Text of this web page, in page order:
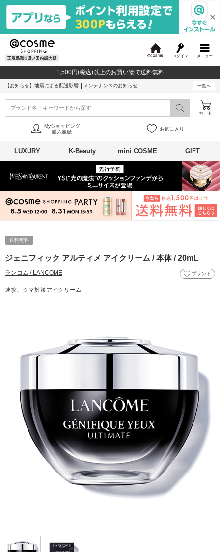
メニュー
ログイン
c
o
1,500円(税込)以上のお買い物で送料無料
【お知らせ】 地震による配送影響 メンテナンスのお知らせ 一覧へ
ブランド名・キーワードから探す
カート
Myショッピング
購入履歴
お気に入り
LUXURY K-Beauty mini COSME GIFT
送料無料
ジェニフィック アルティメ アイクリーム / 本体 / 20mL
ランコム / LANCOME ブランド
速攻、クマ対策アイクリーム